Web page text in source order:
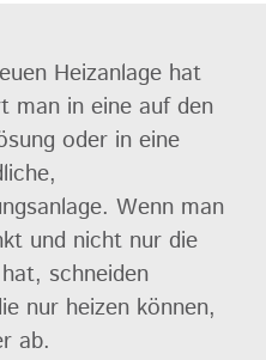
Heizanlage hat
man in eine auf den
oder in eine
Wenn man
und nicht nur die
schneiden
nur heizen können,
ab.